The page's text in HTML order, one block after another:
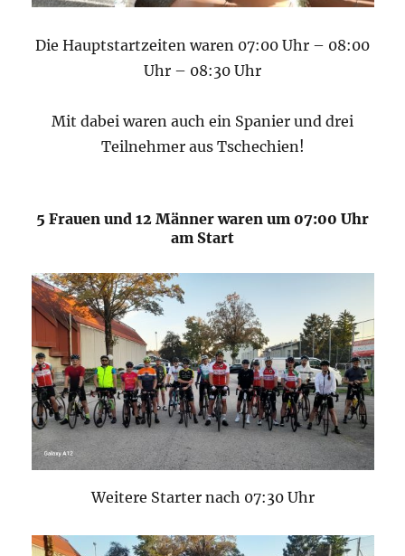
Die Hauptstartzeiten waren 07:00 Uhr – 08:00
Uhr – 08:30 Uhr
Mit dabei waren auch ein Spanier und drei
Teilnehmer aus Tschechien!
5 Frauen und 12 Männer waren um 07:00 Uhr
am Start
Weitere Starter nach 07:30 Uhr